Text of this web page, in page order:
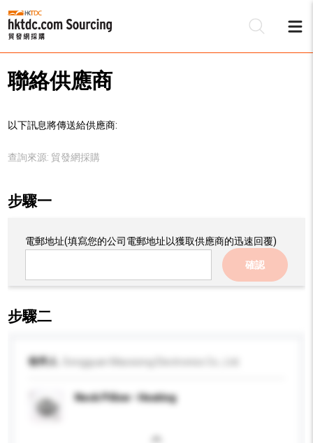
聯絡供應商
以下訊息將傳送給供應商:
查詢來源: 貿發網採購
步驟一
電郵地址(填寫您的公司電郵地址以獲取供應商的迅速回覆)
確認
步驟二
收件人 Dongguan Maoxiong Electronics Co., Ltd.
Neck Pillow - Heating